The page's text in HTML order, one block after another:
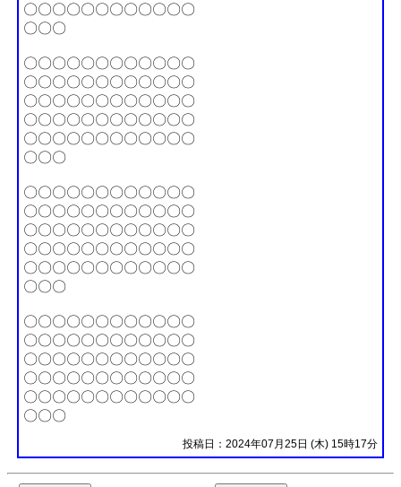
〇〇〇〇〇〇〇〇〇〇〇〇
〇〇〇
〇〇〇〇〇〇〇〇〇〇〇〇
〇〇〇〇〇〇〇〇〇〇〇〇
〇〇〇〇〇〇〇〇〇〇〇〇
〇〇〇〇〇〇〇〇〇〇〇〇
〇〇〇〇〇〇〇〇〇〇〇〇
〇〇〇
〇〇〇〇〇〇〇〇〇〇〇〇
〇〇〇〇〇〇〇〇〇〇〇〇
〇〇〇〇〇〇〇〇〇〇〇〇
〇〇〇〇〇〇〇〇〇〇〇〇
〇〇〇〇〇〇〇〇〇〇〇〇
〇〇〇
〇〇〇〇〇〇〇〇〇〇〇〇
〇〇〇〇〇〇〇〇〇〇〇〇
〇〇〇〇〇〇〇〇〇〇〇〇
〇〇〇〇〇〇〇〇〇〇〇〇
〇〇〇〇〇〇〇〇〇〇〇〇
〇〇〇
投稿日：2024年07月25日 (木) 15時17分